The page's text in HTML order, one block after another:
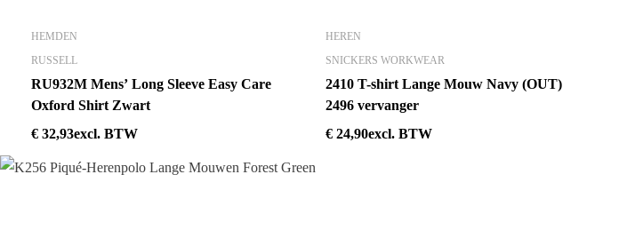
HEMDEN
RUSSELL
RU932M Mens’ Long Sleeve Easy Care
Oxford Shirt Zwart
€ 32,93excl. BTW
HEREN
SNICKERS WORKWEAR
2410 T-shirt Lange Mouw Navy (OUT)
2496 vervanger
€ 24,90excl. BTW